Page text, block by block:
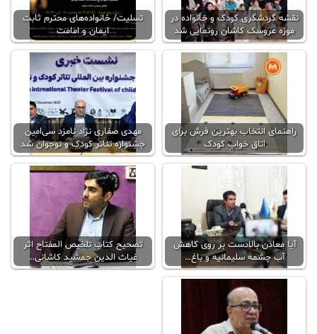
مجله
فرهنگی
و
هنری
نقشه گردشگری کودک و خانواده در
موزه عروسک کاشان رونمایی شد
تسلیت/ خانواده‌های محترم ثابت
ایمان و امامت
راهنمای انتخاب بهترین فرش برای
اتاق خواب کودک
مهدی صفاری نژاد نامزد سی‌امین
جشنواره تئاتر کودک و نوجوان شد
آیا معادن بالادست بر روی کاهش
آب چشمه سلیمانیه و باغ…
تصحیح کتاب تلخیص المفتاح اثر
غیاث الدین جمشید کاشانی…